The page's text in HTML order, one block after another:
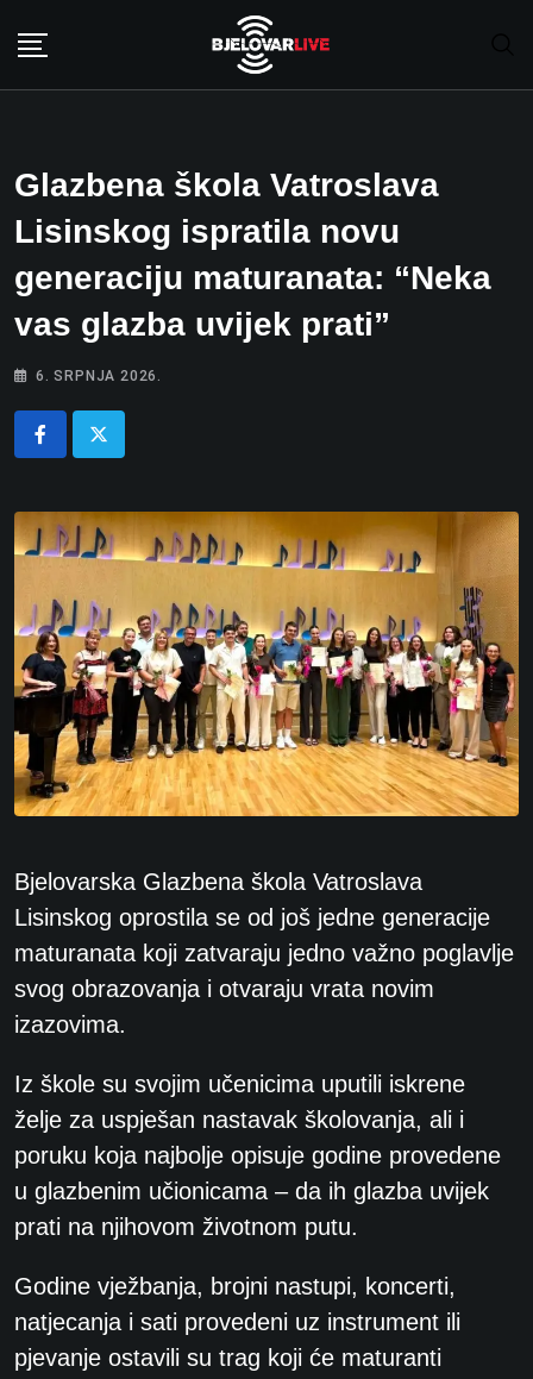
Glazbena škola Vatroslava
Lisinskog ispratila novu
generaciju maturanata: “Neka
vas glazba uvijek prati”
6. SRPNJA 2026.
Bjelovarska Glazbena škola Vatroslava
Lisinskog oprostila se od još jedne generacije
maturanata koji zatvaraju jedno važno poglavlje
svog obrazovanja i otvaraju vrata novim
izazovima.
Iz škole su svojim učenicima uputili iskrene
želje za uspješan nastavak školovanja, ali i
poruku koja najbolje opisuje godine provedene
u glazbenim učionicama – da ih glazba uvijek
prati na njihovom životnom putu.
Godine vježbanja, brojni nastupi, koncerti,
natjecanja i sati provedeni uz instrument ili
pjevanje ostavili su trag koji će maturanti